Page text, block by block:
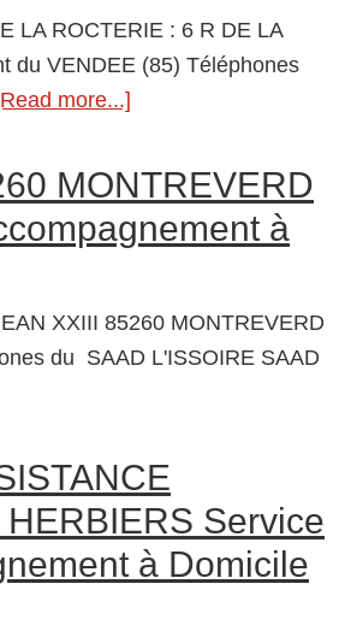
LA ROCTERIE : 6 R DE LA
du VENDEE (85) Téléphones
more...]
AUTONOMIE
LA
ROCTERIE
BARBATRE
Résidences
MONTREVERD
à
XXIII 85260 MONTREVERD
du SAAD L'ISSOIRE SAAD
Service
à Domicile